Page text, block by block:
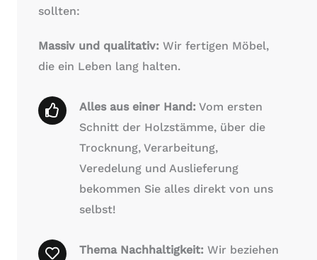
sollten:
Massiv und qualitativ: Wir fertigen Möbel,
die ein Leben lang halten.
Alles aus einer Hand: Vom ersten
Schnitt der Holzstämme, über die
Trocknung, Verarbeitung,
Veredelung und Auslieferung
bekommen Sie alles direkt von uns
selbst!
Thema Nachhaltigkeit: Wir beziehen